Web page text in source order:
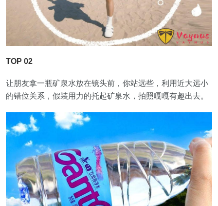
TOP 02
让朋友拿一瓶矿泉水放在镜头前，你站远些，利用近大远小
的错位关系，假装用力的托起矿泉水，拍照嘎嘎有趣出去。